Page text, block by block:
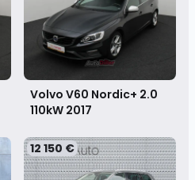
Volvo V60 Nordic+ 2.0
110kW 2017
12 150 €